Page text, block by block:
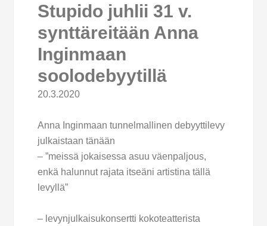
Stupido juhlii 31 v.
synttäreitään Anna
Inginmaan
soolodebyytillä
20.3.2020
Anna Inginmaan tunnelmallinen debyyttilevy
julkaistaan tänään
– ”meissä jokaisessa asuu väenpaljous,
enkä halunnut rajata itseäni artistina tällä
levyllä”
– levynjulkaisukonsertti kokoteatterista